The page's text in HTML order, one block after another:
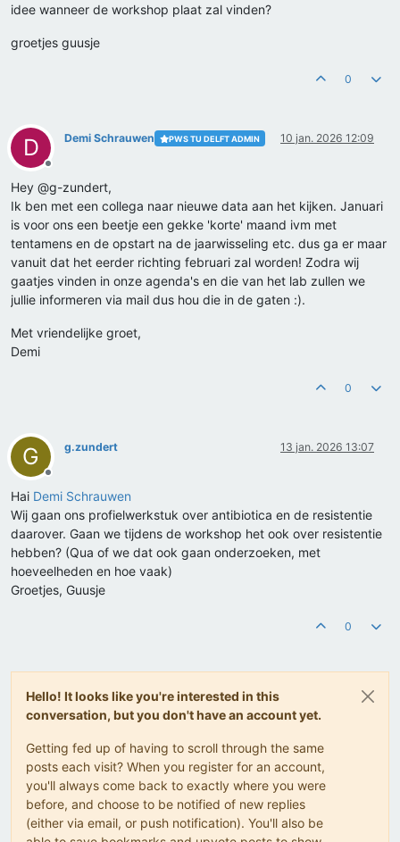
idee wanneer de workshop plaat zal vinden?
groetjes guusje
0
D
Offline
Demi Schrauwen PWS TU DELFT ADMIN 10 jan. 2026 12:09
Hey @g-zundert,
Ik ben met een collega naar nieuwe data aan het kijken. Januari
is voor ons een beetje een gekke 'korte' maand ivm met
tentamens en de opstart na de jaarwisseling etc. dus ga er maar
vanuit dat het eerder richting februari zal worden! Zodra wij
gaatjes vinden in onze agenda's en die van het lab zullen we
jullie informeren via mail dus hou die in de gaten :).
Met vriendelijke groet,
Demi
0
G
Offline
g.zundert 13 jan. 2026 13:07
Hai Demi Schrauwen
Wij gaan ons profielwerkstuk over antibiotica en de resistentie
daarover. Gaan we tijdens de workshop het ook over resistentie
hebben? (Qua of we dat ook gaan onderzoeken, met
hoeveelheden en hoe vaak)
Groetjes, Guusje
0
Hello! It looks like you're interested in this
conversation, but you don't have an account yet.
Getting fed up of having to scroll through the same
posts each visit? When you register for an account,
you'll always come back to exactly where you were
before, and choose to be notified of new replies
(either via email, or push notification). You'll also be